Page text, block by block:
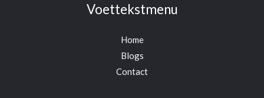
Voettekstmenu
Home
Blogs
Contact